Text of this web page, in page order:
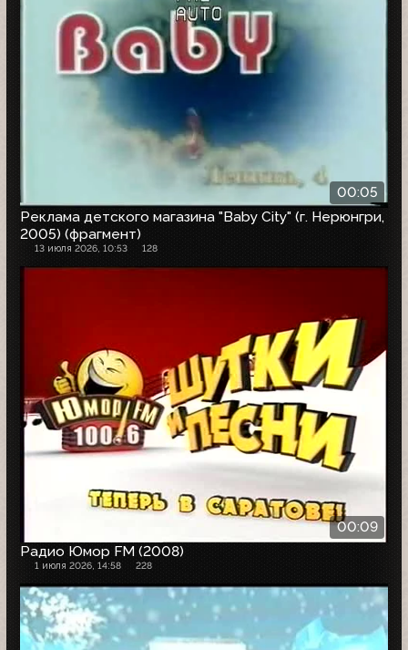
00:05
Реклама детского магазина "Baby City" (г. Нерюнгри,
2005) (фрагмент)
13 июля 2026, 10:53 128
00:09
Радио Юмор FM (2008)
1 июля 2026, 14:58 228